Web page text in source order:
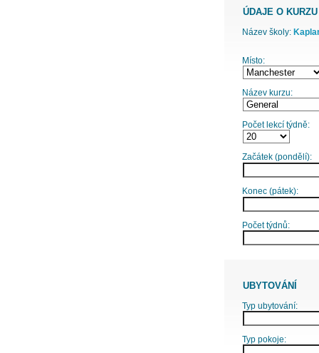
ÚDAJE O KURZU
Název školy:
Místo:
Název kurzu:
Počet lekcí týdně:
Začátek (pondělí):
Konec (pátek):
Počet týdnů:
UBYTOVÁNÍ
Typ ubytování:
Typ pokoje: